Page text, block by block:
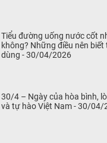
Tiểu đường uống nước cốt
không? Những điều nên
dùng - 30/04/2026
30/4 – Ngày của hòa bình,
và tự hào Việt Nam - 30/04/